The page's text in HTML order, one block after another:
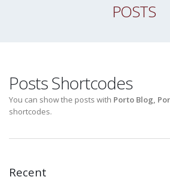
POSTS
Posts Shortcodes
You can show the posts with Porto Blog,
shortcodes.
Recent